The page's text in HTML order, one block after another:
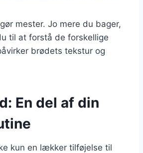
mester. Jo mere du bager,
til at forstå de forskellige
brødets tekstur og
En del af din
kun en lækker tilføjelse til